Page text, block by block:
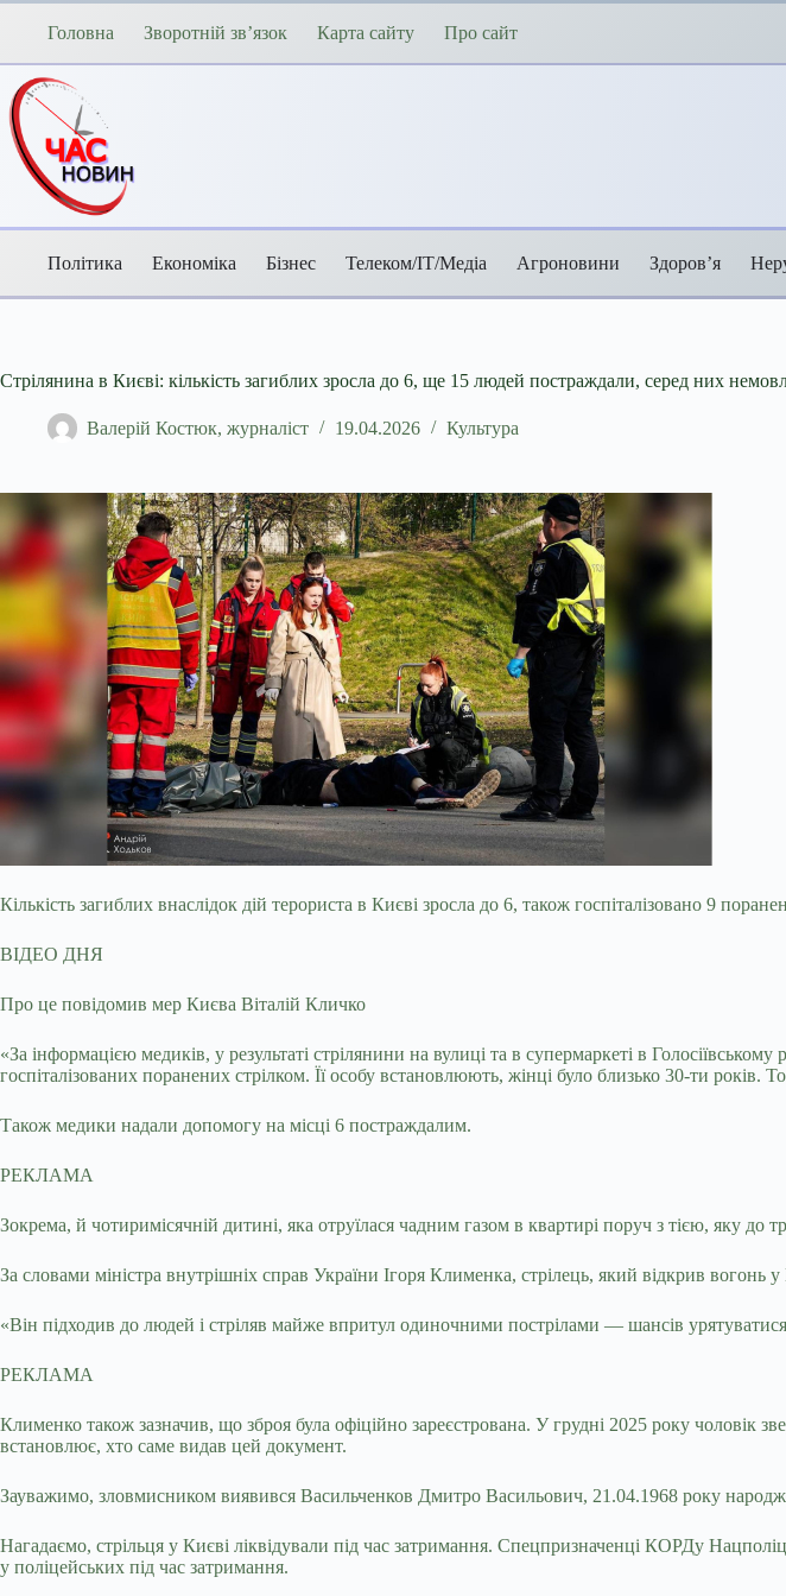
Перейти
Головна Зворотній зв’язок Карта сайту Про сайт
Політика Економіка Бізнес Телеком/ІТ/Медіа Агроновини Здоров’я
Стрілянина в Києві: кількість загиблих зросла до 6, ще 15 людей постраждали, серед них
Валерій Костюк, журналіст 19.04.2026 Культура
Кількість загиблих внаслідок дій терориста в Києві зросла до 6, також госпіталізовано 9
ВІДЕО ДНЯ
Про це повідомив мер Києва Віталій Кличко
«За інформацією медиків, у результаті стрілянини на вулиці та в супермаркеті в
госпіталізованих поранених стрілком. Її особу встановлюють, жінці було близько 30-ти років.
Також медики надали допомогу на місці 6 постраждалим.
РЕКЛАМА
Зокрема, й чотиримісячній дитині, яка отруїлася чадним газом в квартирі поруч з тією, яку до
За словами міністра внутрішніх справ України Ігоря Клименка, стрілець, який відкрив
«Він підходив до людей і стріляв майже впритул одиночними пострілами — шансів
РЕКЛАМА
Клименко також зазначив, що зброя була офіційно зареєстрована. У грудні 2025 року чоловік
встановлює, хто саме видав цей документ.
Зауважимо, зловмисником виявився Васильченков Дмитро Васильович, 21.04.1968 року
Нагадаємо, стрільця у Києві ліквідували під час затримання. Спецпризначенці КОРДу
у поліцейських під час затримання.